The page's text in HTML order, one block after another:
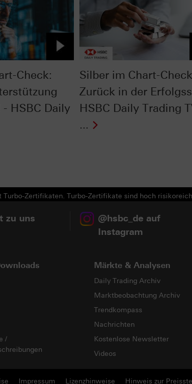
Check:
HSBC Daily
Silber im Chart-
Zurück in der
HSBC Daily Trading
...
Zertifikaten. Turbo-Zertifikate sind hoch
zu uns
@hsbc_de auf
Instagram
/
Märkte & Analysen
Daily Trading Archiv
Marktbeobachtung Archiv
Trendkompass
Nachrichten
Kostenlose Newsletter
Videos
Impressum Lizenzhinweise Hinweis zur